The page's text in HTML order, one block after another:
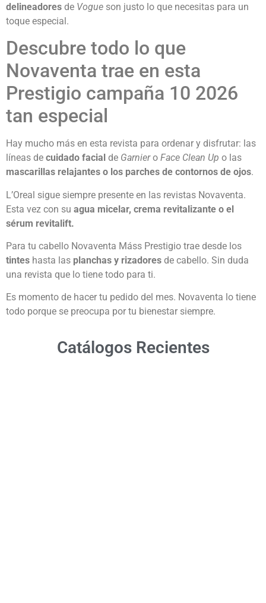
delineadores de Vogue son justo lo que necesitas para un
toque especial.
Descubre todo lo que
Novaventa trae en esta
Prestigio campaña 10 2026
tan especial
Hay mucho más en esta revista para ordenar y disfrutar: las
líneas de cuidado facial de Garniero Face Clean Up o las
mascarillas relajantes o los parches de contornos de ojos.
L’Oreal sigue siempre presente en las revistas Novaventa.
Esta vez con su agua micelar, crema revitalizante o el
sérum revitalift.
Para tu cabello Novaventa Máss Prestigio trae desde los
tintes hasta las planchas y rizadores de cabello. Sin duda
una revista que lo tiene todo para ti.
Es momento de hacer tu pedido del mes. Novaventa lo tiene
todo porque se preocupa por tu bienestar siempre.
Catálogos Recientes